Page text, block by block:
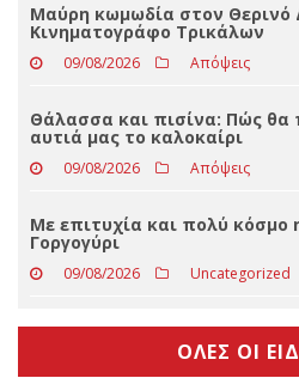
Μαύρη κωμωδία στον Θερινό
Κινηματογράφο Τρικάλων
09/08/2026 Απόψεις
Θάλασσα και πισίνα: Πώς θα
αυτιά μας το καλοκαίρι
09/08/2026 Απόψεις
Με επιτυχία και πολύ κόσμο
Γοργογύρι
09/08/2026 Uncategorized
ΟΛΕΣ ΟΙ